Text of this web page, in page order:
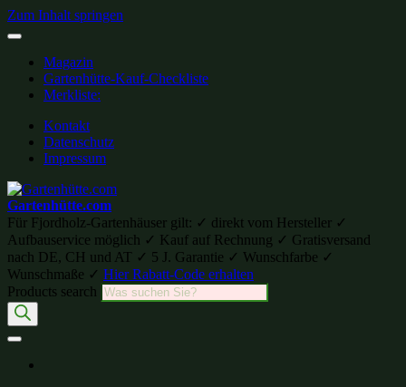
Zum Inhalt springen
Magazin
Gartenhütte-Kauf-Checkliste
Merkliste:
Kontakt
Datenschutz
Impressum
Gartenhütte.com
Für Fjordholz-Gartenhäuser gilt: ✓ direkt vom Hersteller ✓
Aufbauservice möglich ✓ Kauf auf Rechnung ✓ Gratisversand
nach DE, CH und AT ✓ 5 J. Garantie ✓ Wunschfarbe ✓
Wunschmaße ✓ Hier Rabatt-Code erhalten
Products search